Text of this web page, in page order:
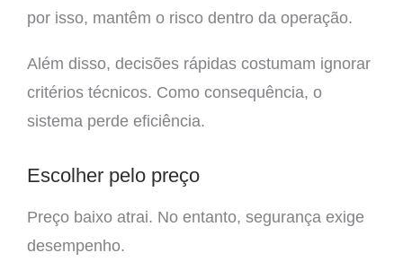
por isso, mantêm o risco dentro da operação.
Além disso, decisões rápidas costumam ignorar
critérios técnicos. Como consequência, o
sistema perde eficiência.
Escolher pelo preço
Preço baixo atrai. No entanto, segurança exige
desempenho.